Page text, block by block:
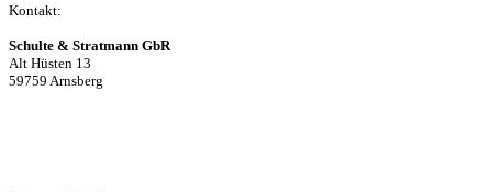
Kontakt:
Schulte & Stratmann GbR
Alt Hüsten 13
59759 Arnsberg